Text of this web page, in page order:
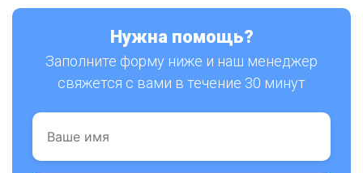
Нужна помощь?
Заполните форму ниже и наш менеджер
свяжется с вами в течение 30 минут